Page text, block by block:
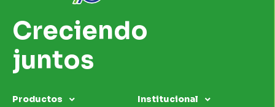
Creciendo
juntos
Productos Institucional